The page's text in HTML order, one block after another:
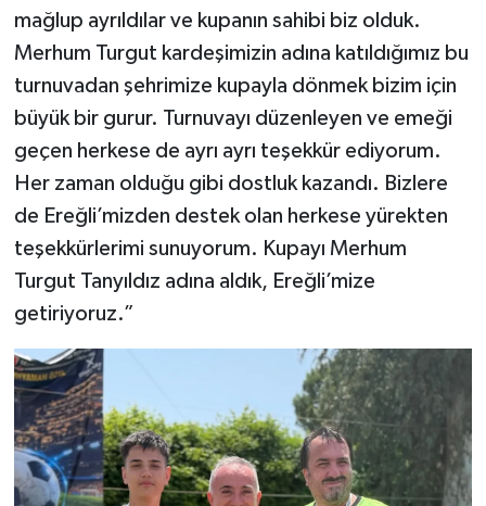
mağlup ayrıldılar ve kupanın sahibi biz olduk.
Merhum Turgut kardeşimizin adına katıldığımız bu
turnuvadan şehrimize kupayla dönmek bizim için
büyük bir gurur. Turnuvayı düzenleyen ve emeği
geçen herkese de ayrı ayrı teşekkür ediyorum.
Her zaman olduğu gibi dostluk kazandı. Bizlere
de Ereğli’mizden destek olan herkese yürekten
teşekkürlerimi sunuyorum. Kupayı Merhum
Turgut Tanyıldız adına aldık, Ereğli’mize
getiriyoruz.”